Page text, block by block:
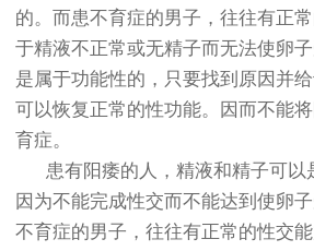
的。而患不育症的男子，往往有正
于精液不正常或无精子而无法使卵
是属于功能性的，只要找到原因并
可以恢复正常的性功能。因而不能
育症。
患有阳痿的人，精液和精子可以
因为不能完成性交而不能达到使卵
不育症的男子，往往有正常的性交